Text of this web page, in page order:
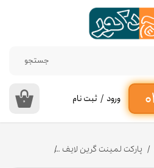
جستجو
۰ ورود / ثبت نام
پارکت لمینت گرین لایف